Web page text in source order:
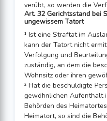
verübt, so werden die
Art. 32 Gerichtsstand bei
ungewissem Tatort
¹ Ist eine Straftat im
kann der Tatort nicht
Verfolgung und
zuständig, an dem die
Wohnsitz oder ihren
² Hat die beschuldigte
gewöhnlichen Aufenthalt
Behörden des
Heimatort, so sind die